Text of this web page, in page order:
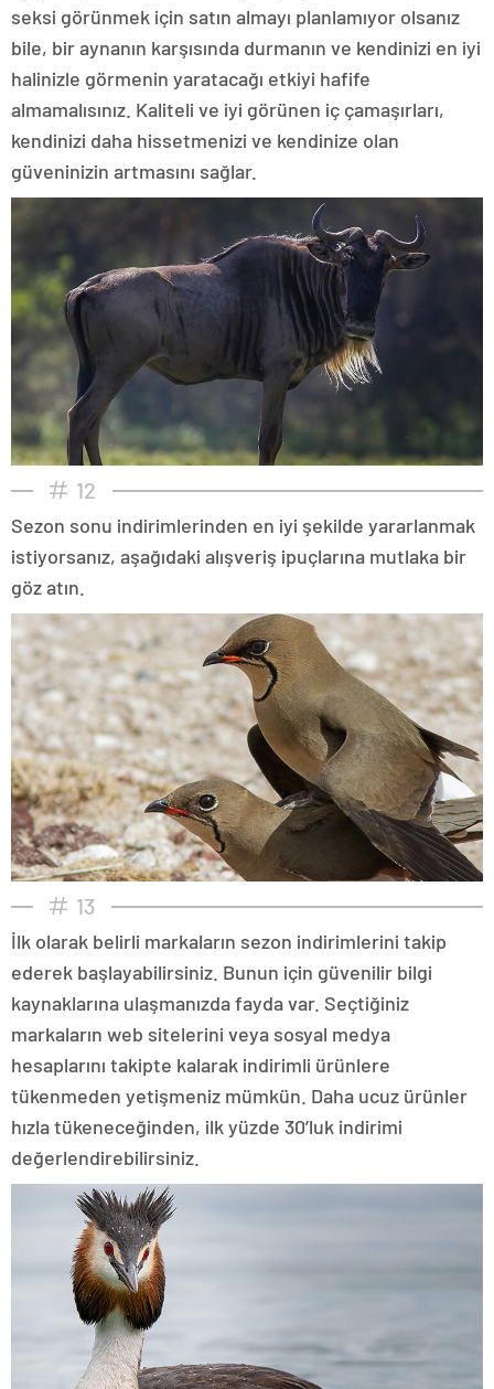
seksi görünmek için satın almayı planlamıyor olsanız
bile, bir aynanın karşısında durmanın ve kendinizi en iyi
halinizle görmenin yaratacağı etkiyi hafife
almamalısınız. Kaliteli ve iyi görünen iç çamaşırları,
kendinizi daha hissetmenizi ve kendinize olan
güveninizin artmasını sağlar.
12
Sezon sonu indirimlerinden en iyi şekilde yararlanmak
istiyorsanız, aşağıdaki alışveriş ipuçlarına mutlaka bir
göz atın.
13
İlk olarak belirli markaların sezon indirimlerini takip
ederek başlayabilirsiniz. Bunun için güvenilir bilgi
kaynaklarına ulaşmanızda fayda var. Seçtiğiniz
markaların web sitelerini veya sosyal medya
hesaplarını takipte kalarak indirimli ürünlere
tükenmeden yetişmeniz mümkün. Daha ucuz ürünler
hızla tükeneceğinden, ilk yüzde 30’luk indirimi
değerlendirebilirsiniz.